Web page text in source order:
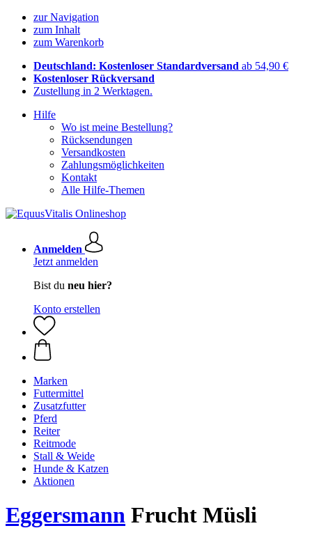
zur Navigation
zum Inhalt
zum Warenkorb
Deutschland: Kostenloser Standardversand ab 54,90 €
Kostenloser Rückversand
Zustellung in 2 Werktagen.
Hilfe
Wo ist meine Bestellung?
Rücksendungen
Versandkosten
Zahlungsmöglichkeiten
Kontakt
Alle Hilfe-Themen
Anmelden
Jetzt anmelden
Bist du neu hier?
Konto erstellen
Marken
Futtermittel
Zusatzfutter
Pferd
Reiter
Reitmode
Stall & Weide
Hunde & Katzen
Aktionen
Eggersmann Frucht Müsli